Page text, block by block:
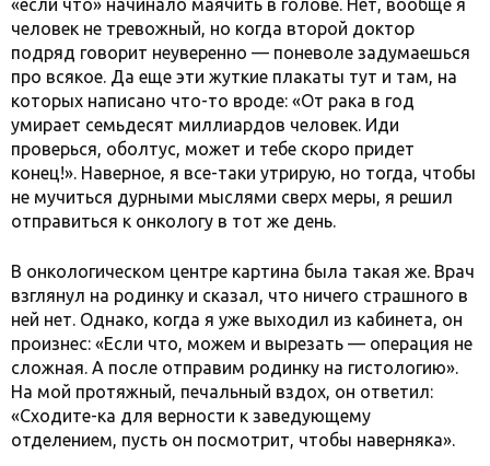
«если что» начинало маячить в голове. Нет, вообще я
человек не тревожный, но когда второй доктор
подряд говорит неуверенно — поневоле задумаешься
про всякое. Да еще эти жуткие плакаты тут и там, на
которых написано что-то вроде: «От рака в год
умирает семьдесят миллиардов человек. Иди
проверься, оболтус, может и тебе скоро придет
конец!». Наверное, я все-таки утрирую, но тогда, чтобы
не мучиться дурными мыслями сверх меры, я решил
отправиться к онкологу в тот же день.
В онкологическом центре картина была такая же. Врач
взглянул на родинку и сказал, что ничего страшного в
ней нет. Однако, когда я уже выходил из кабинета, он
произнес: «Если что, можем и вырезать — операция не
сложная. А после отправим родинку на гистологию».
На мой протяжный, печальный вздох, он ответил:
«Сходите-ка для верности к заведующему
отделением, пусть он посмотрит, чтобы наверняка».